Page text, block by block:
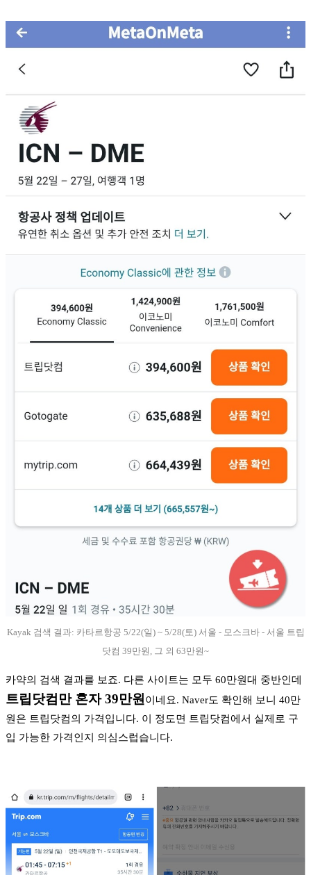
Kayak 검색 결과: 카타르항공 5/22(일) ~ 5/28(토) 서울 - 모스크바 - 서울 트립
닷컴 39만원, 그 외 63만원~
카약의 검색 결과를 보죠. 다른 사이트는 모두 60만원대 중반인데
트립닷컴만 혼자 39만원이네요. Naver도 확인해 보니 40만
원은 트립닷컴의 가격입니다. 이 정도면 트립닷컴에서 실제로 구
입 가능한 가격인지 의심스럽습니다.